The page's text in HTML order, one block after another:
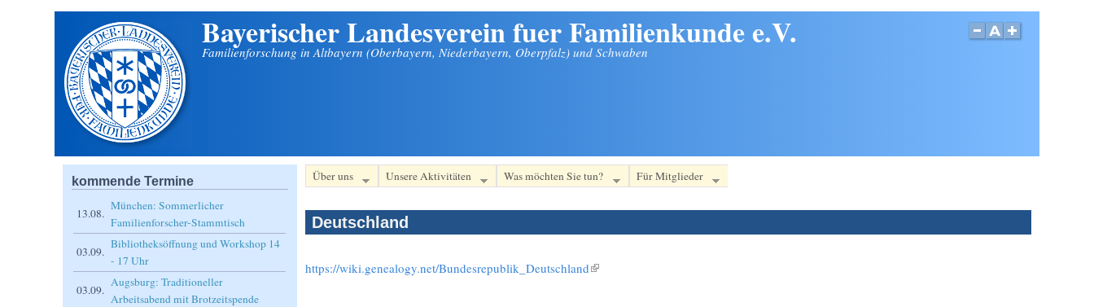
Bayerischer Landesverein fuer Familienkunde e.V.
Familienforschung in Altbayern (Oberbayern, Niederbayern, Oberpfalz) und Schwaben
Über uns Unsere Aktivitäten Was möchten Sie tun? Für Mitglieder
Deutschland
https://wiki.genealogy.net/Bundesrepublik_Deutschland(Link ist extern)
kommende Termine
13.08.
München: Sommerlicher
Familienforscher-Stammtisch
03.09.
Bibliotheksöffnung und Workshop 14
- 17 Uhr
03.09.
Augsburg: Traditioneller
Arbeitsabend mit Brotzeitspende